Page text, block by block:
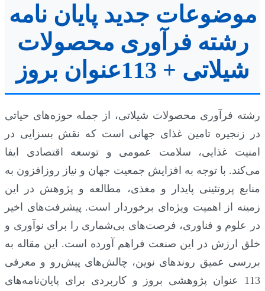
موضوعات جدید پایان نامه
رشته فرآوری محصولات
شیلاتی + 113عنوان بروز
رشته فرآوری محصولات شیلاتی، از جمله حوزه‌های حیاتی
در زنجیره تامین غذای جهانی است که نقش بسزایی در
امنیت غذایی، سلامت عمومی و توسعه اقتصادی ایفا
می‌کند. با توجه به افزایش جمعیت جهان و نیاز روزافزون به
منابع پروتئینی پایدار و مغذی، مطالعه و پژوهش در این
زمینه از اهمیت ویژه‌ای برخوردار است. پیشرفت‌های اخیر
در علوم و فناوری، فرصت‌های بی‌شماری را برای نوآوری و
خلق ارزش در این صنعت فراهم آورده است. این مقاله به
بررسی عمیق روندهای نوین، چالش‌های پیش‌رو و معرفی
113 عنوان پژوهشی بروز و کاربردی برای پایان‌نامه‌های